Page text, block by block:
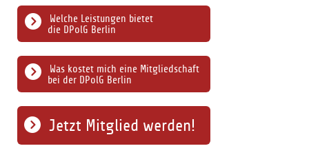
Was kostet mich eine Mitgliedschaft
bei der DPolG Berlin
Welche Leistungen bietet
die DPolG Berlin
Jetzt Mitglied werden!